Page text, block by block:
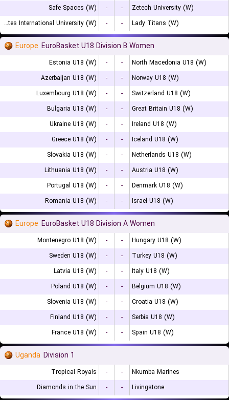
Safe Spaces (W)
- -
Zetech University (W)
United States International University (W)
- - Lady Titans (W)
Europe EuroBasket U18 Division B Women
Estonia U18 (W) - -
North Macedonia U18 (W)
Azerbaijan U18 (W)
- -
Norway U18 (W)
Luxembourg U18 (W)
- -
Switzerland U18 (W)
Bulgaria U18 (W)
- -
Great Britain U18 (W)
Ukraine U18 (W)
- -
Ireland U18 (W)
Greece U18 (W)
- -
Iceland U18 (W)
Slovakia U18 (W)
- -
Netherlands U18 (W)
Lithuania U18 (W)
- -
Austria U18 (W)
Portugal U18 (W)
- -
Denmark U18 (W)
Romania U18 (W)
- - Israel U18 (W)
Europe EuroBasket U18 Division A Women
Montenegro U18 (W) - -
Hungary U18 (W)
Sweden U18 (W)
- -
Turkey U18 (W)
Latvia U18 (W)
- -
Italy U18 (W)
Poland U18 (W)
- -
Belgium U18 (W)
Slovenia U18 (W)
- -
Croatia U18 (W)
Finland U18 (W)
- -
Serbia U18 (W)
France U18 (W)
- - Spain U18 (W)
Uganda Division 1
Tropical Royals - -
Nkumba Marines
Diamonds in the Sun
- - Livingstone